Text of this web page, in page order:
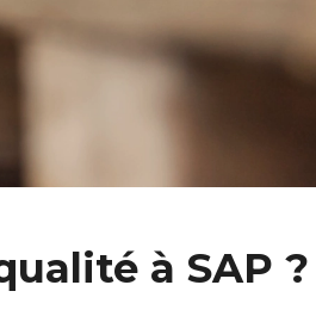
à SAP ?